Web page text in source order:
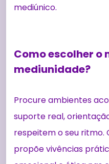
mediúnico.
Como escolher o
mediunidade?
Procure ambientes
suporte real,
respeitem o seu ritmo.
propõe vivências